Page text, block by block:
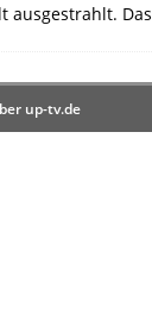
ausgestrahlt. Das
up-tv.de